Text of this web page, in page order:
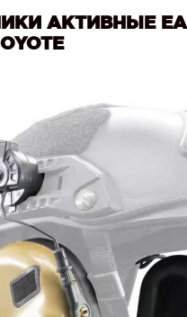
АКТИВНЫЕ